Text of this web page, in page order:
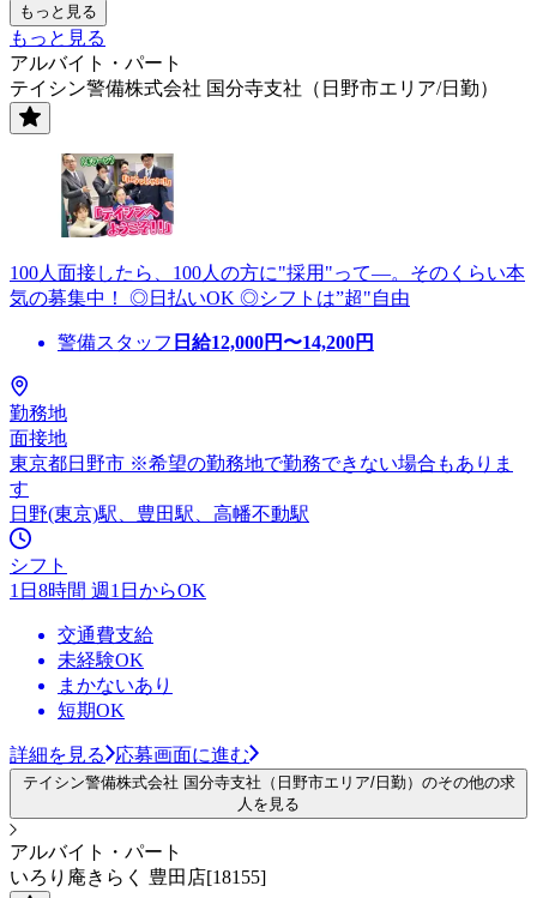
もっと見る
もっと見る
アルバイト・パート
テイシン警備株式会社 国分寺支社（日野市エリア/日勤）
100人面接したら、100人の方に"採用"って―。そのくらい本
気の募集中！ ◎日払いOK ◎シフトは”超"自由
警備スタッフ 日給12,000円〜14,200円
勤務地
面接地
東京都日野市 ※希望の勤務地で勤務できない場合もありま
す
日野(東京)駅、豊田駅、高幡不動駅
シフト
1日8時間 週1日からOK
交通費支給
未経験OK
まかないあり
短期OK
詳細を見る 応募画面に進む
テイシン警備株式会社 国分寺支社（日野市エリア/日勤）のその他の求
人を見る
アルバイト・パート
いろり庵きらく 豊田店[18155]